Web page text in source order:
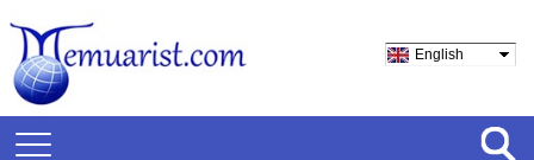
English